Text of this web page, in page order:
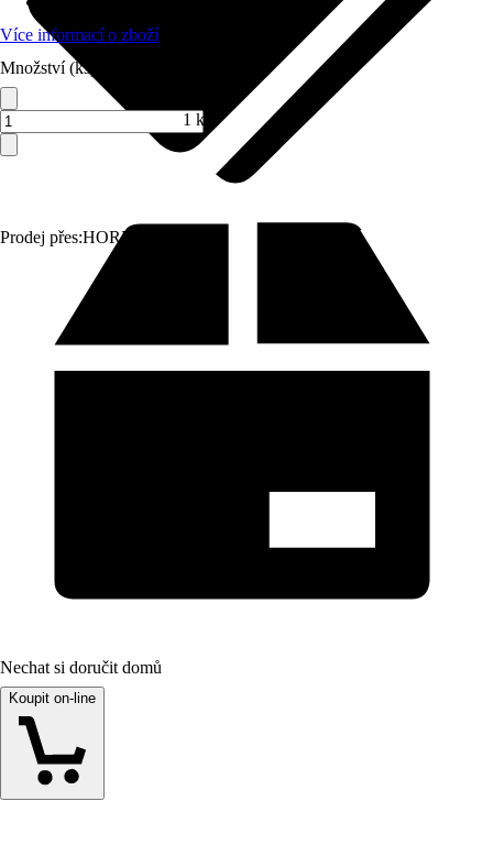
Prodej přes:HORNBACH
Více informací o zboží
Množství (ks)
1 ks
Nechat si doručit domů
Koupit on-line